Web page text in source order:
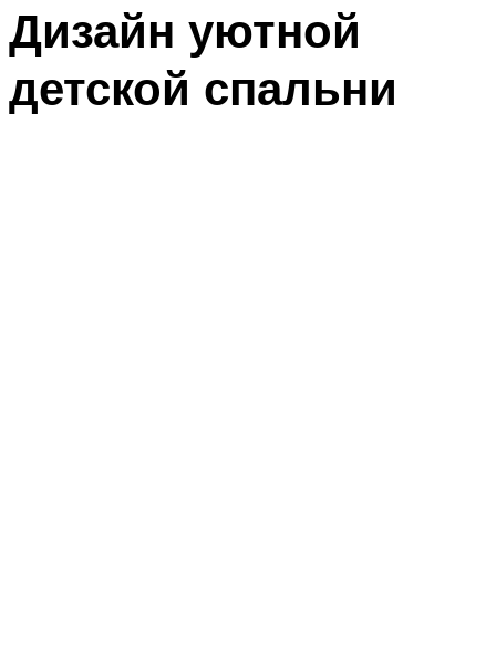
Дизайн уютной
детской спальни